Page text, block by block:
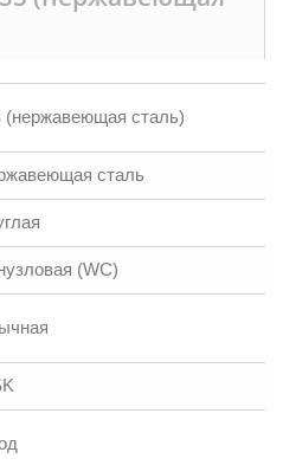
(нержавеющая сталь)
сталь
(WC)